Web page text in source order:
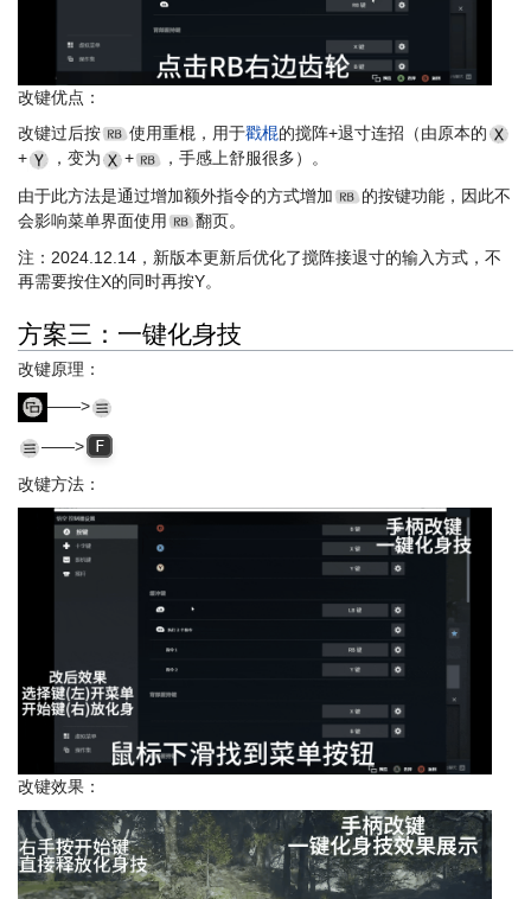
改键优点：
改键过后按
使用重棍，用于戳棍的搅阵+退寸连招（由原本的
+
，变为 +
，手感上舒服很多）。
由于此方法是通过增加额外指令的方式增加
的按键功能，因此不
会影响菜单界面使用
翻页。
注：2024.12.14，新版本更新后优化了搅阵接退寸的输入方式，不
再需要按住X的同时再按Y。
方案三：一键化身技
改键原理：
——>
——>
F
改键方法：
改键效果：